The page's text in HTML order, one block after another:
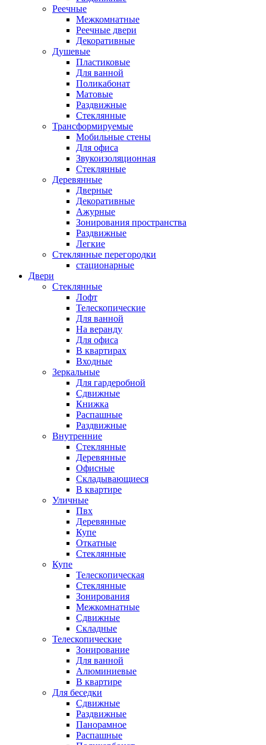
Реечные
Межкомнатные
Реечные двери
Декоративные
Душевые
Пластиковые
Для ванной
Поликабонат
Матовые
Раздвижные
Стеклянные
Трансформируемые
Мобильные стены
Для офиса
Звукоизоляционная
Стеклянные
Деревянные
Дверные
Декоративные
Ажурные
Зонирования пространства
Раздвижные
Легкие
Стеклянные перегородки
стационарные
Двери
Стеклянные
Лофт
Телескопические
Для ванной
На веранду
Для офиса
В квартирах
Входные
Зеркальные
Для гардеробной
Сдвижные
Книжка
Распашные
Раздвижные
Внутренние
Стеклянные
Деревянные
Офисные
Складывающиеся
В квартире
Уличные
Пвх
Деревянные
Купе
Откатные
Стеклянные
Купе
Телескопическая
Стеклянные
Зонирования
Межкомнатные
Сдвижные
Складные
Телескопические
Зонирование
Для ванной
Алюминиевые
В квартире
Для беседки
Сдвижные
Раздвижные
Панорамное
Распашные